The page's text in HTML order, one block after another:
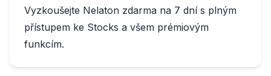
Vyzkoušejte Nelaton zdarma na 7 dní s plným
přístupem ke Stocks a všem prémiovým
funkcím.